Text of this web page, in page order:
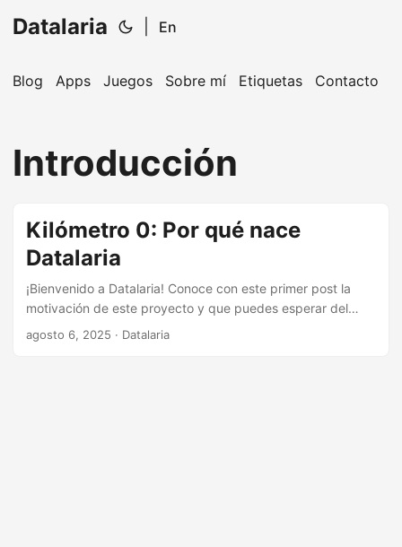
Datalaria En
Blog Apps Juegos Sobre mí Etiquetas Contacto
Introducción
Kilómetro 0: Por qué nace
Datalaria
¡Bienvenido a Datalaria! Conoce con este primer post la
motivación de este proyecto y que puedes esperar del
agosto 6, 2025 · Datalaria
¡Hola! Soy tu asistente de Operations Engineering.